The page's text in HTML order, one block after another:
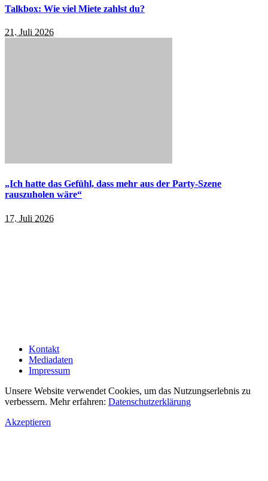
Talkbox: Wie viel Miete zahlst du?
21. Juli 2026
„Ich hatte das Gefühl, dass mehr aus der Party-Szene
rauszuholen wäre“
17. Juli 2026
Kontakt
Mediadaten
Impressum
Unsere Website verwendet Cookies, um das Nutzungserlebnis zu
verbessern. Mehr erfahren: Datenschutzerklärung
Akzeptieren